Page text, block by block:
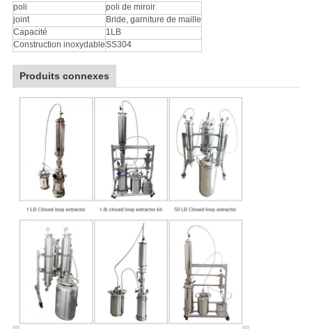
poli
poli de miroir
joint
Bride, garniture de maille
Capacité
1LB
Construction inoxydableSS304
Produits connexes